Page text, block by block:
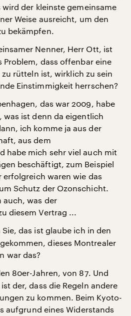
wird der kleinste gemeinsame
Weise ausreicht, um den
bekämpfen.
Nenner, Herr Ott, ist
Problem, dass offenbar eine
rütteln ist, wirklich zu sein
Einstimmigkeit herrschen?
das war 2009, habe
ist denn da eigentlich
ich komme ja aus der
aus dem
habe mich sehr viel auch mit
beschäftigt, zum Beispiel
erfolgreich waren wie das
Schutz der Ozonschicht.
auch, was der
diesem Vertrag ...
das ist glaube ich in den
dieses Montrealer
war das?
80er-Jahren, von 87. Und
der, dass die Regeln andere
zu kommen. Beim Kyoto-
aufgrund eines Widerstands